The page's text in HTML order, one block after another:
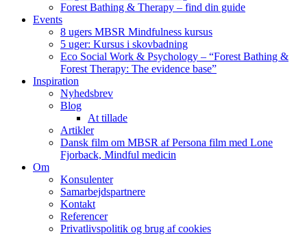
Forest Bathing & Therapy – find din guide
Events
8 ugers MBSR Mindfulness kursus
5 uger: Kursus i skovbadning
Eco Social Work & Psychology – “Forest Bathing &
Forest Therapy: The evidence base”
Inspiration
Nyhedsbrev
Blog
At tillade
Artikler
Dansk film om MBSR af Persona film med Lone
Fjorback, Mindful medicin
Om
Konsulenter
Samarbejdspartnere
Kontakt
Referencer
Privatlivspolitik og brug af cookies